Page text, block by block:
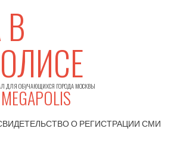
ДЛЯ ОБУЧАЮЩИХСЯ ГОРОДА МОСКВЫ
О РЕГИСТРАЦИИСМИ